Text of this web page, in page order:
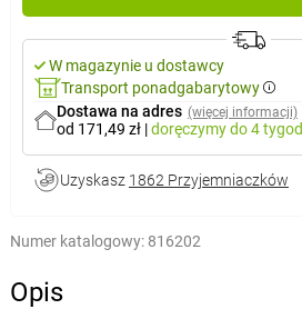
W magazynie u dostawcy
Transport ponadgabarytowy
Dostawa na adres (więcej informacji)
od 171,49 zł |doręczymydo 4
Uzyskasz 1862 Przyjemniaczków
Numer katalogowy: 816202
Opis